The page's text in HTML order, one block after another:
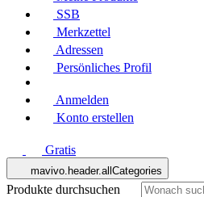
SSB
Merkzettel
Adressen
Persönliches Profil
Anmelden
Konto erstellen
Gratis
mavivo.header.allCategories
Produkte durchsuchen